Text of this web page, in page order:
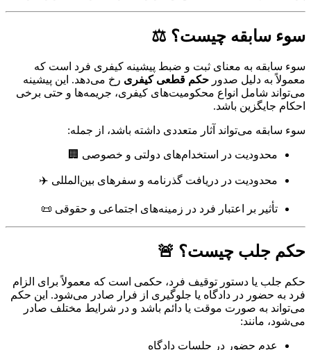
سوء سابقه چیست؟ ⚖️
سوء سابقه به معنای ثبت و ضبط پیشینه کیفری فرد است که
معمولاً به دلیل صدور حکم قطعی کیفری رخ می‌دهد. این پیشینه
می‌تواند شامل انواع محکومیت‌های کیفری، جریمه‌ها و حتی برخی
احکام جایگزین باشد.
سوء سابقه می‌تواند آثار متعددی داشته باشد، از جمله:
محدودیت در استخدام‌های دولتی و خصوصی 🏢
محدودیت در دریافت گذرنامه و سفرهای بین‌المللی ✈️
تأثیر بر اعتبار فرد در زمینه‌های اجتماعی و حقوقی 📜
حکم جلب چیست؟ 🚨
حکم جلب یا دستور توقیف فرد، حکمی است که معمولاً برای الزام
فرد به حضور در دادگاه یا جلوگیری از فرار صادر می‌شود. این حکم
می‌تواند به صورت موقت یا دائم باشد و در شرایط مختلف صادر
می‌شود، مانند:
عدم حضور در جلسات دادگاه